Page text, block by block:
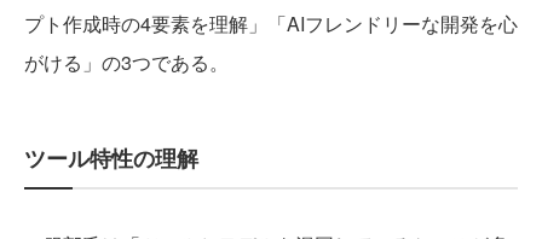
プト作成時の4要素を理解」「AIフレンドリーな開発を心
がける」の3つである。
ツール特性の理解